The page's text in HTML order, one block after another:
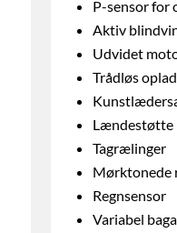
P-sensor for
Aktiv
Udvidet
Trådløs
Lændestøtte
Tagrælinger
Mørktonede
Regnsensor
Variabel